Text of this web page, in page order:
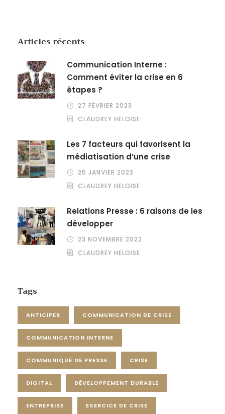
Articles récents
Communication Interne :
Comment éviter la crise en 6
étapes ?
27 FÉVRIER 2023
CLAUDREY HELOISE
Les 7 facteurs qui favorisent la
médiatisation d’une crise
25 JANVIER 2023
CLAUDREY HELOISE
Relations Presse : 6 raisons de les
développer
23 NOVEMBRE 2022
CLAUDREY HELOISE
Tags
ANTICIPER COMMUNICATION DE CRISE
COMMUNICATION INTERNE
COMMUNIQUÉ DE PRESSE CRISE
DIGITAL DÉVELOPPEMENT DURABLE
ENTREPRISE EXERCICE DE CRISE